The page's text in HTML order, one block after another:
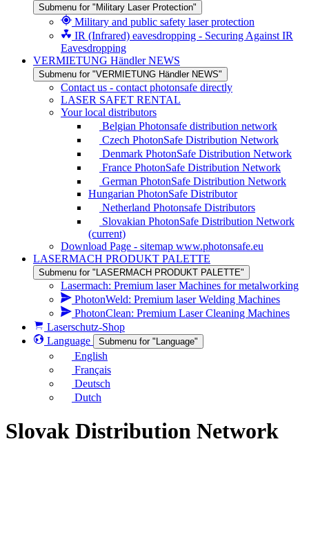
Submenu for "Military Laser Protection"
Military and public safety laser protection
IR (Infrared) eavesdropping - Securing Against IR
Eavesdropping
VERMIETUNG Händler NEWS
Submenu for "VERMIETUNG Händler NEWS"
Contact us - contact photonsafe directly
LASER SAFET RENTAL
Your local distributors
Belgian Photonsafe distribution network
Czech PhotonSafe Distribution Network
Denmark PhotonSafe Distribution Network
France PhotonSafe Distribution Network
German PhotonSafe Distribution Network
Hungarian PhotonSafe Distributor
Netherland Photonsafe Distributors
Slovakian PhotonSafe Distribution Network
(current)
Download Page - sitemap www.photonsafe.eu
LASERMACH PRODUKT PALETTE
Submenu for "LASERMACH PRODUKT PALETTE"
Lasermach: Premium laser Machines for metalworking
PhotonWeld: Premium laser Welding Machines
PhotonClean: Premium Laser Cleaning Machines
Laserschutz-Shop
Language
Submenu for "Language"
English
Français
Deutsch
Dutch
Slovak Distribution Network